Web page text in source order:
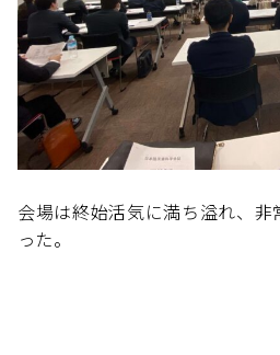
会場は終始活気に満ち溢れ、
った。